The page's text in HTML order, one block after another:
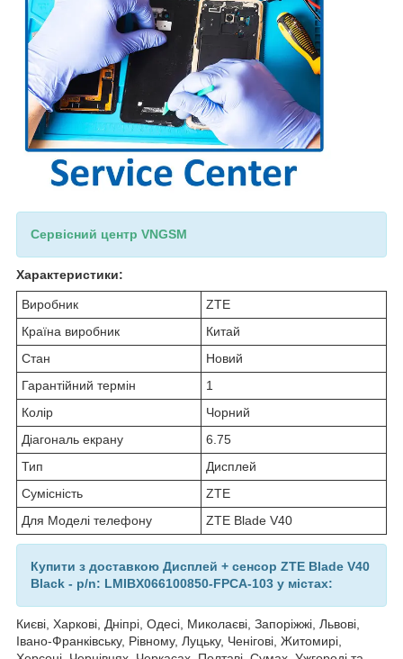
Сервісний центр VNGSM
Характеристики:
Виробник
ZTE
Країна виробник
Китай
Стан
Новий
Гарантійний термін
1
Колір
Чорний
Діагональ екрану
6.75
Тип
Дисплей
Сумісність
ZTE
Для Моделі телефону
ZTE Blade V40
Купити з доставкою Дисплей + сенсор ZTE Blade V40
Black - p/n: LMIBX066100850-FPCA-103 у містах:
Києві, Харкові, Дніпрі, Одесі, Миколаєві, Запоріжжі, Львові,
Івано-Франківську, Рівному, Луцьку, Ченігові, Житомирі,